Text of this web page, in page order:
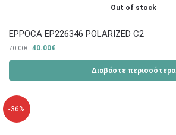
Out of stock
EPPOCA EP226346 POLARIZED C2
70.00€ 40.00€
Διαβάστε περισσότερα
-36%